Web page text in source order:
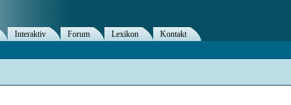
Interaktiv Forum Lexikon
Kontakt